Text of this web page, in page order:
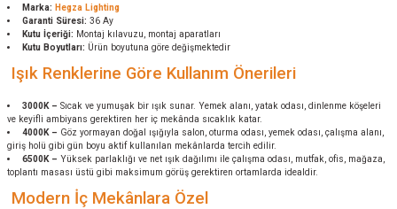
Marka: Hegza Lighting
Garanti Süresi: 36 Ay
Kutu İçeriği: Montaj kılavuzu, montaj aparatları
Kutu Boyutları: Ürün boyutuna göre değişmektedir
Işık Renklerine Göre Kullanım Önerileri
3000K –Sıcak ve yumuşak bir ışık sunar. Yemek alanı, yatak odası, dinlenme köşeleri
ve keyifli ambiyans gerektiren her iç mekânda sıcaklık katar.
4000K – Göz yormayan doğal ışığıyla salon, oturma odası, yemek odası, çalışma alanı,
giriş holü gibi gün boyu aktif kullanılan mekânlarda tercih edilir.
6500K – Yüksek parlaklığı ve net ışık dağılımı ile çalışma odası, mutfak, ofis, mağaza,
toplantı masası üstü gibi maksimum görüş gerektiren ortamlarda idealdir.
Modern İç Mekânlara Özel